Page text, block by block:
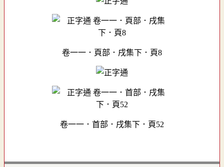
卷一一．頁部．戌集下．頁8
卷一一．首部．戌集下．頁52